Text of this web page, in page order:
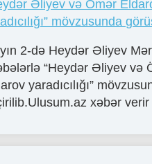
Əliyev və Ömər
mövzusunda
2-də Heydər Əliyev
“Heydər Əliyev və
yaradıcılığı”
xəbər